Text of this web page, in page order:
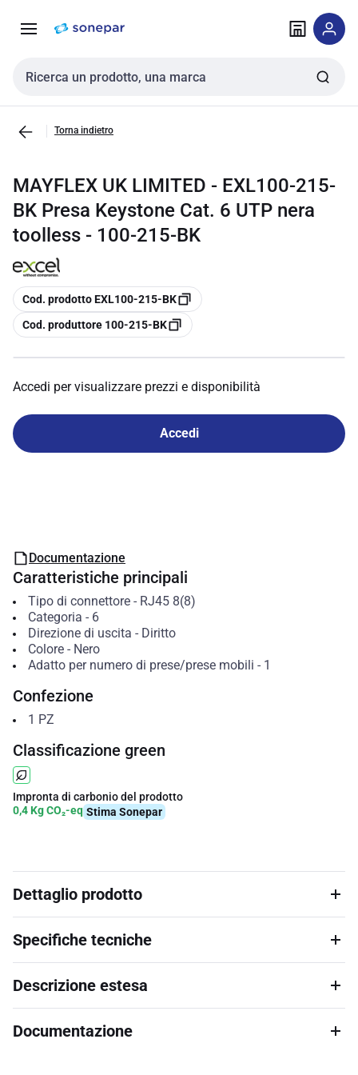
navigazione alla
Cerca input
Torna indietro
MAYFLEX UK LIMITED - EXL100-215-
BK Presa Keystone Cat. 6 UTP nera
toolless - 100-215-BK
copia
Cod. prodotto EXL100-215-BK
copia
Cod. produttore 100-215-BK
Accedi per visualizzare prezzi e disponibilità
Accedi
Documentazione
Caratteristiche principali
Tipo di connettore- RJ45 8(8)
Categoria - 6
Direzione di uscita - Diritto
Colore- Nero
Adatto per numero di prese/prese mobili - 1
Confezione
1 PZ
Classificazione green
Impronta di carbonio del prodotto
0,4 Kg CO₂-eq Stima Sonepar
Dettaglio prodotto
Specifiche tecniche
Descrizione estesa
Documentazione